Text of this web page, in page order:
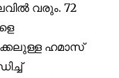
worry, we respect
Your information is
വരും. 72
ഹമാസ്